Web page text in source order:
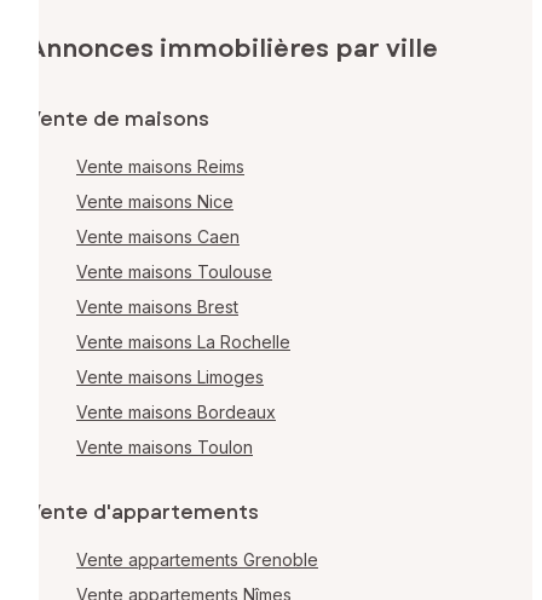
Annonces immobilières par ville
Vente de maisons
Vente maisons Reims
Vente maisons Nice
Vente maisons Caen
Vente maisons Toulouse
Vente maisons Brest
Vente maisons La Rochelle
Vente maisons Limoges
Vente maisons Bordeaux
Vente maisons Toulon
Vente d'appartements
Vente appartements Grenoble
Vente appartements Nîmes